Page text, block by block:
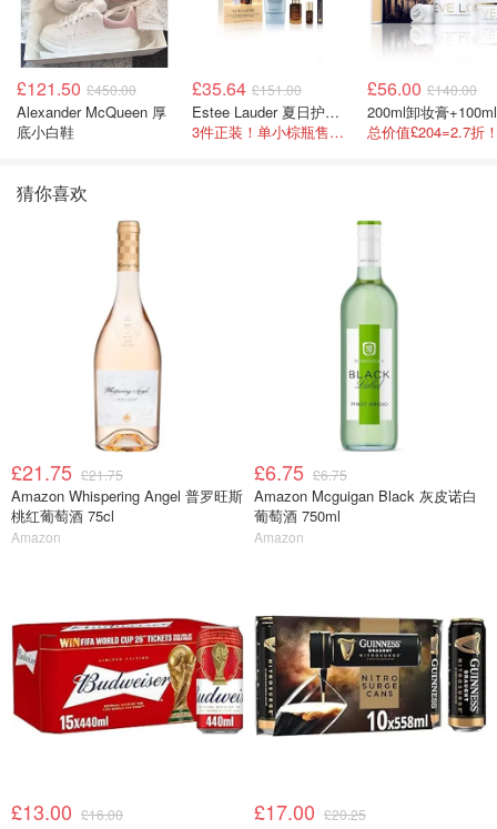
£121.50 £450.00
Alexander McQueen 厚
底小白鞋
£35.64 £151.00
Estee Lauder 夏日护肤彩妆礼盒
3件正装！单小棕瓶售价就要£65！
£56.00 £140.00
猜你喜欢
£21.75 £21.75
Amazon Whispering Angel 普罗旺斯
桃红葡萄酒 75cl
Amazon
£6.75 £6.75
Amazon Mcguigan Black 灰皮诺白
葡萄酒 750ml
Amazon
£13.00 £16.00 £17.00 £20.25